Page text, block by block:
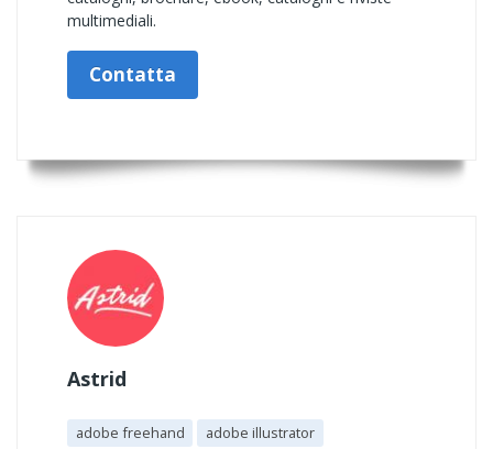
multimediali.
Contatta
Astrid
adobe freehand
adobe illustrator